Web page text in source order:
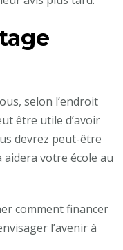
selon l’endroit
être utile d’avoir
devrez peut-être
votre école au
comment financer
l’avenir à